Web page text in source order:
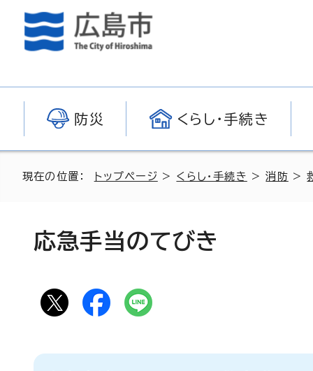
防災 くらし・手続き
現在の位置： トップページ > くらし・手続き >消防 >
応急手当のてびき